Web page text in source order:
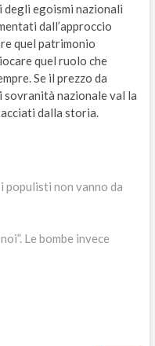
egoismi nazionali
dall’approccio
quel patrimonio
quel ruolo che
Se il prezzo da
sovranità nazionale val la
dalla storia.
populisti non vanno da
Le bombe invece